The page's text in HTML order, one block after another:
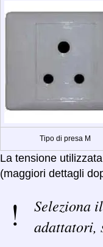
Tipo di presa M
La tensione
(maggiori dettagli
Seleziona
adattatori,